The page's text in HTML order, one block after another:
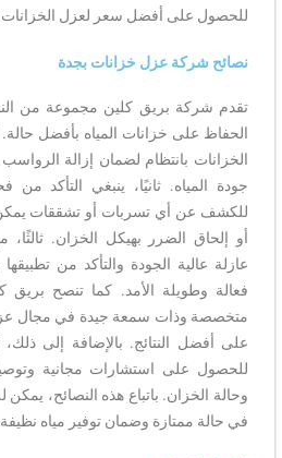
للحصول على أفضل سعر لعزل
نصائح شركة عزل خزانات بجدة
تقدم شركة بريق كلين مجموعة من
الحفاظ على خزانات المياه بأفضل
الخزانات بانتظام لضمان إزالة
جودة المياه. ثانيًا، ينبغي التأكد
للكشف عن أي تسربات أو تشققات
أو إلحاق الضرر بهيكل الخزان.
عازلة عالية الجودة والتأكد من
فعالة وطويلة الأمد. كما تنصح بريق
متخصصة وذات سمعة جيدة في مجال
على أفضل النتائج. بالإضافة إلى
للحصول على استشارات مجانية
وحالة الخزان. باتباع هذه النصائح، يمكن
في حالة ممتازة وضمان توفير مياه